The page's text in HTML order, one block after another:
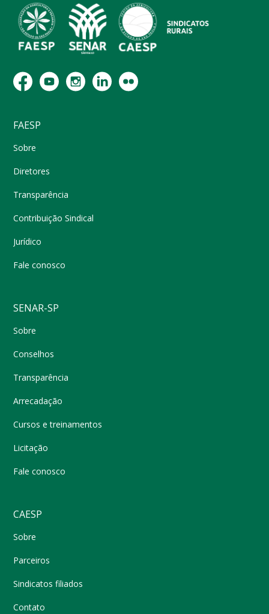
FAESP
Sobre
Diretores
Transparência
Contribuição Sindical
Jurídico
Fale conosco
SENAR-SP
Sobre
Conselhos
Transparência
Arrecadação
Cursos e treinamentos
Licitação
Fale conosco
CAESP
Sobre
Parceiros
Sindicatos filiados
Contato